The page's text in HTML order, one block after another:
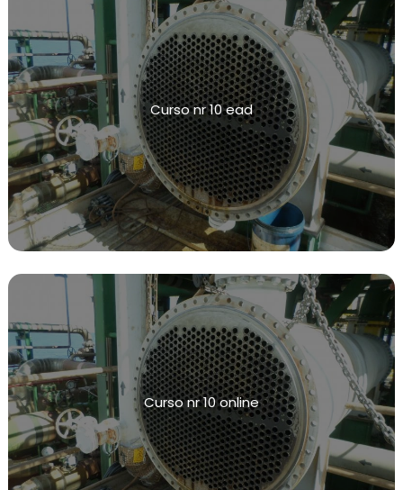
INSPEÇÃO NR13
NR13 VASOS DE PRESSÃO
INSPEÇÃO VASOS DE PRESSÃO NR13
CALIBRAÇÃO DE VÁLVULAS
CALIBRAÇÃO DE VÁLVULAS DE ALIVIO
CALIBRAÇÃO DE INSTRUMENTOS DE MEDIÇÃO
INSPEÇÕES DE INTEGRIDADE
TESTE DE ESTANQUEIDADE
TESTE DE ESTANQUEIDADE DE GÁS
TESTE DE ESTANQUEIDADE AR COMPRIMIDO
TESTE DE ESTANQUEIDADE ÁGUA FRIA
LAUDO DE TESTE DE ESTANQUEIDADE
TESTE DE ESTANQUEIDADE EM CALDEIRAS
TREINAMENTOS NR13
Curso nr 10 ead
Curso nr 10 online